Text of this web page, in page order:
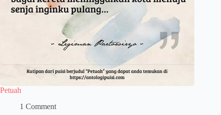
Petuah
1 Comment